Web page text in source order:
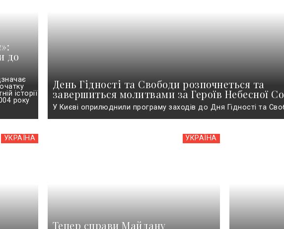
до
історії
року
День Гідності та Свободи розпочнеться та
завершиться молитвами за Героїв Небесної
У Києві оприлюднили програму заходів до Дня Гідності та
УКРАЇНА УКРАЇНА
Тепер справи Майдану